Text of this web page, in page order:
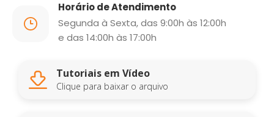
Horário de Atendimento
Segunda à Sexta, das 9:00h às 12:00h
e das 14:00h às 17:00h
Tutoriais em Vídeo
Clique para baixar o arquivo